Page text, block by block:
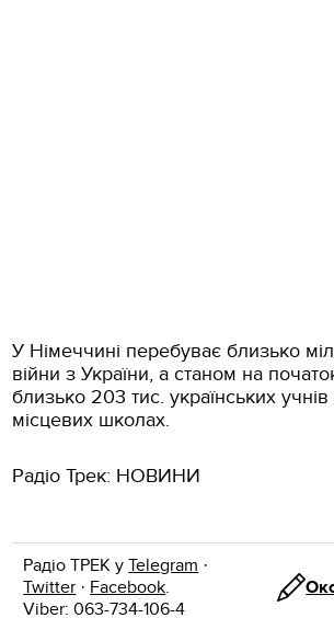
У Німеччині перебуває близько
війни з України, а станом на
близько 203 тис. українських
місцевих школах.
Радіо Трек: НОВИНИ
Радіо ТРЕК уTelegram ·
Twitter · Facebook.
Viber: 063-734-106-4